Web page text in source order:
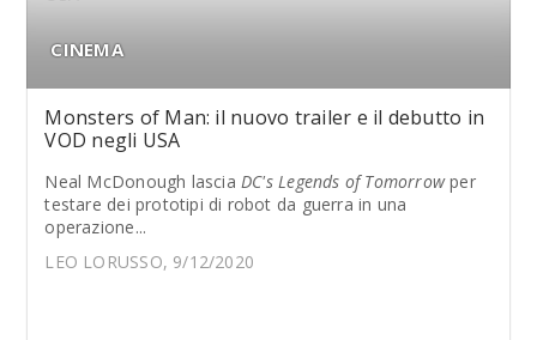
CINEMA
Monsters of Man: il nuovo trailer e il debutto in
VOD negli USA
Neal McDonough lascia DC's Legends of Tomorrowper
testare dei prototipi di robot da guerra in una
operazione...
LEO LORUSSO, 9/12/2020